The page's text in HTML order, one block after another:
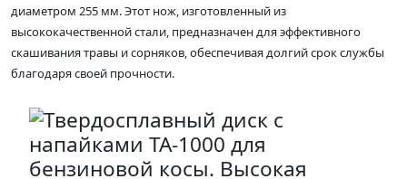
диаметром 255 мм. Этот нож, изготовленный из
высококачественной стали, предназначен для эффективного
скашивания травы и сорняков, обеспечивая долгий срок службы
благодаря своей прочности.